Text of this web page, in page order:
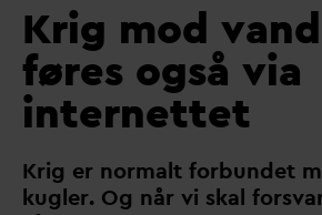
Krig mod
føres også via
internettet
Krig er normalt forbundet
kugler. Og når vi skal forsv